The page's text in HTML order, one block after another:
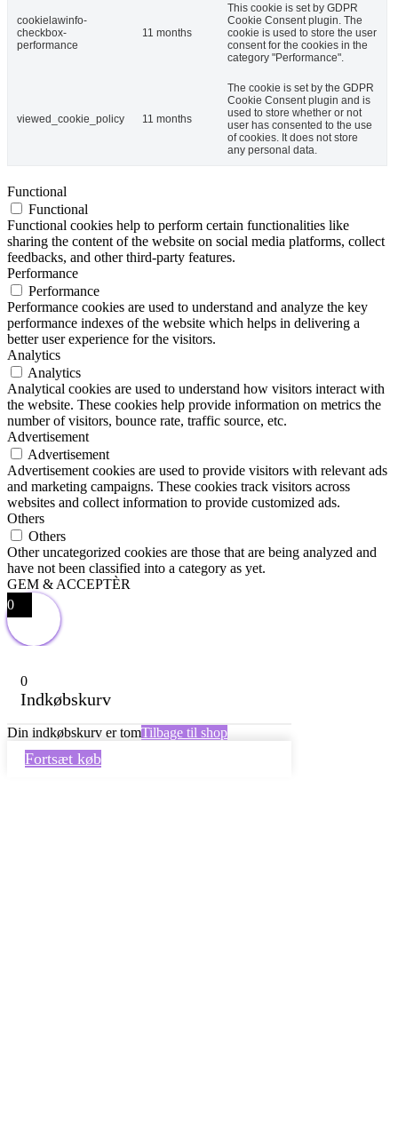
cookielawinfo-
checkbox-
performance
11 months
This cookie is set by GDPR
Cookie Consent plugin. The
cookie is used to store the user
consent for the cookies in the
category "Performance".
viewed_cookie_policy 11 months
The cookie is set by the GDPR
Cookie Consent plugin and is
used to store whether or not
user has consented to the use
of cookies. It does not store
any personal data.
Functional
Functional
Functional cookies help to perform certain functionalities like
sharing the content of the website on social media platforms, collect
feedbacks, and other third-party features.
Performance
Performance
Performance cookies are used to understand and analyze the key
performance indexes of the website which helps in delivering a
better user experience for the visitors.
Analytics
Analytics
Analytical cookies are used to understand how visitors interact with
the website. These cookies help provide information on metrics the
number of visitors, bounce rate, traffic source, etc.
Advertisement
Advertisement
Advertisement cookies are used to provide visitors with relevant ads
and marketing campaigns. These cookies track visitors across
websites and collect information to provide customized ads.
Others
Others
Other uncategorized cookies are those that are being analyzed and
have not been classified into a category as yet.
GEM & ACCEPTÈR
0
0
Indkøbskurv
Din indkøbskurv er tomTilbage til shop
Fortsæt køb